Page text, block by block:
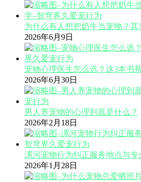
为什么有人想把奶牛当宠物？其
2026年6月9日
宠物心理医生怎么选？这3本书
2026年6月30日
男人养宠物的心理到底是什么？
2026年2月18日
漯河宠物行为纠正服务地点与专
2026年1月28日